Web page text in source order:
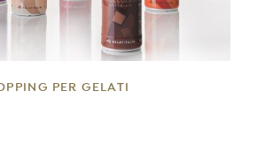
PER GELATI